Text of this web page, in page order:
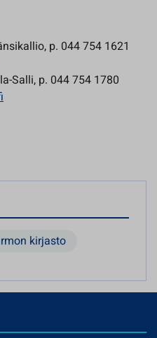
p. 044 754 1621
Salli, p. 044 754 1780
kirjasto